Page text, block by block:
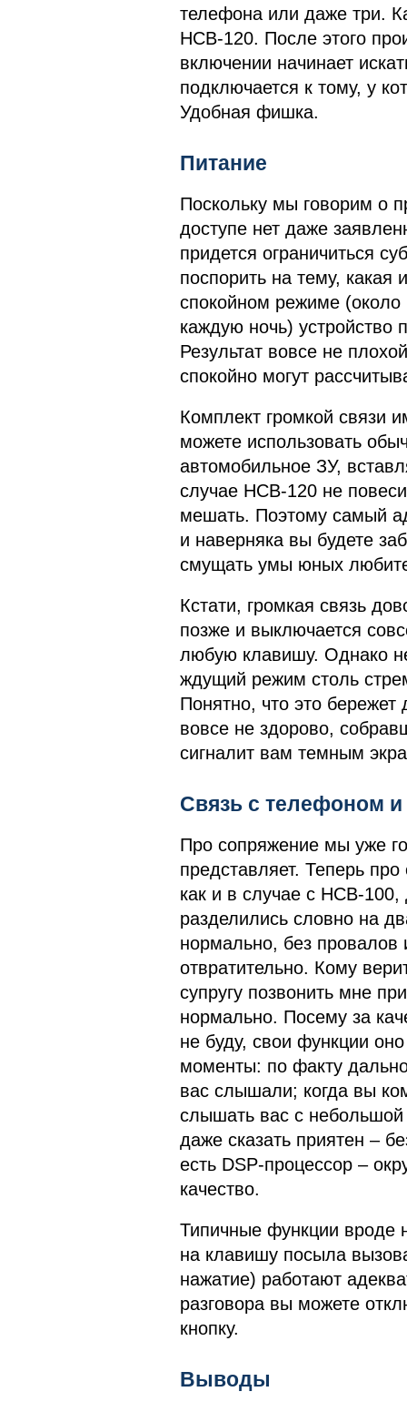
телефона или даже три.
HCB-120. После этого
включении начинает
подключается к тому, у
Удобная фишка.
Питание
Поскольку мы говорим о
доступе нет даже
придется ограничиться
поспорить на тему,
спокойном режиме (около
каждую ночь) устройство
Результат вовсе не
спокойно могут
Комплект громкой связи
можете использовать
автомобильное ЗУ,
случае HCB-120 не
мешать. Поэтому самый
и наверняка вы будете
смущать умы юных
Кстати, громкая связь
позже и выключается
любую клавишу. Однако
ждущий режим столь
Понятно, что это бережет
вовсе не здорово,
сигналит вам темным
Связь с телефоном и
Про сопряжение мы уже
представляет. Теперь
как и в случае с HCB-
разделились словно на
нормально, без провалов
отвратительно. Кому
супругу позвонить мне
нормально. Посему за
не буду, свои функции
моменты: по факту
вас слышали; когда вы
слышать вас с
даже сказать приятен –
есть DSP-процессор –
качество.
Типичные функции вроде
на клавишу посыла
нажатие) работают
разговора вы можете
кнопку.
Выводы